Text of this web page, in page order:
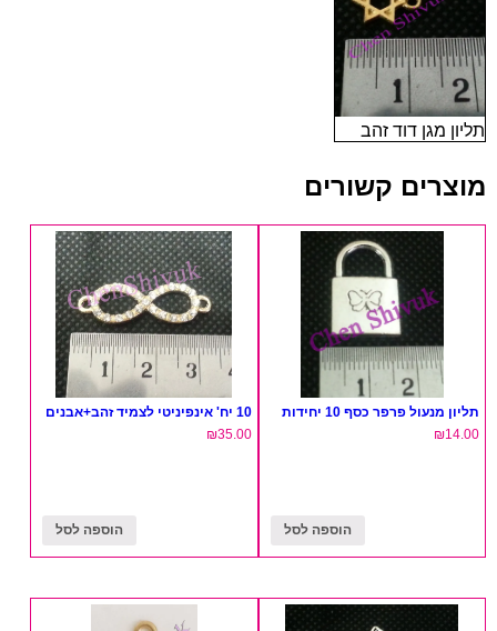
תליון מגן דוד זהב
מוצרים קשורים
תליון מנעול פרפר כסף 10 יחידות
₪14.00
הוספה לסל
10 יח' אינפיניטי לצמיד זהב+אבנים
₪35.00
הוספה לסל